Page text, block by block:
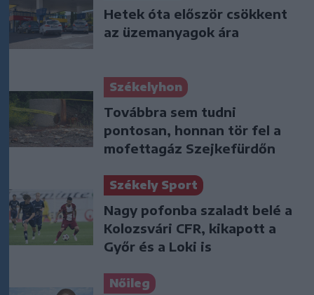
Hetek óta először csökkent
az üzemanyagok ára
Székelyhon
Továbbra sem tudni
pontosan, honnan tör fel a
mofettagáz Szejkefürdőn
Székely Sport
Nagy pofonba szaladt belé a
Kolozsvári CFR, kikapott a
Győr és a Loki is
Nőileg